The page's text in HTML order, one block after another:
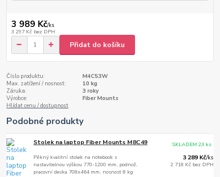
3 989 Kč/ks
3 297 Kč bez DPH
Přidat do košíku
Číslo produktu:
M4C53W
Max. zatížení / nosnost:
10 kg
Záruka:
3 roky
Výrobce:
Fiber Mounts
Hlídat cenu / dostupnost
Podobné produkty
Stolek na laptop Fiber Mounts M8C49
Pěkný kvalitní stolek na notebook s
nastavitelnou výškou 770-1200 mm, podnož,
pracovní deska 708x464 mm, nosnost 8 kg
3 289 Kč/ks
2 718 Kč bez DPH
SKLADEM 23 ks